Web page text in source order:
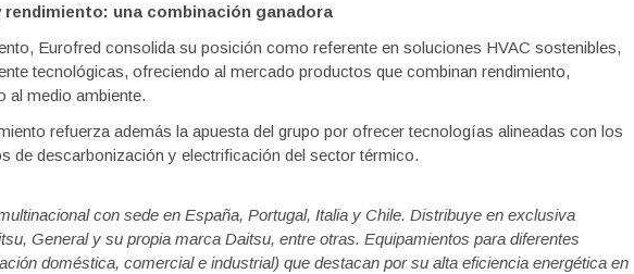
rendimiento: una combinación ganadora
Eurofred consolida su posición como referente en soluciones HVAC sostenibles,
tecnológicas, ofreciendo al mercado productos que combinan rendimiento,
al medio ambiente.
refuerza además la apuesta del grupo por ofrecer tecnologías alineadas con los
de descarbonización y electrificación del sector térmico.
con sede en España, Portugal, Italia y Chile. Distribuye en exclusiva
General y su propia marca Daitsu, entre otras. Equipamientos para diferentes
doméstica, comercial e industrial) que destacan por su alta eficiencia energética en